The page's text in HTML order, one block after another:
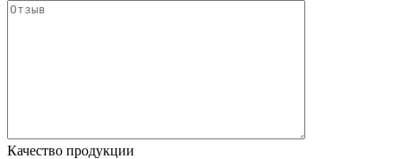
Качество продукции